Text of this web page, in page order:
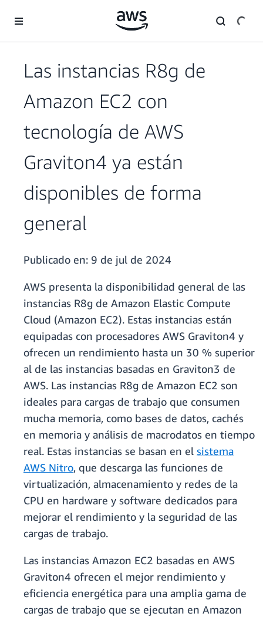
Las instancias R8g de
Amazon EC2 con
tecnología de AWS
Graviton4 ya están
disponibles de forma
general
Publicado en: 9 de jul de 2024
AWS presenta la disponibilidad general de las
instancias R8g de Amazon Elastic Compute
Cloud (Amazon EC2). Estas instancias están
equipadas con procesadores AWS Graviton4 y
ofrecen un rendimiento hasta un 30 % superior
al de las instancias basadas en Graviton3 de
AWS. Las instancias R8g de Amazon EC2 son
ideales para cargas de trabajo que consumen
mucha memoria, como bases de datos, cachés
en memoria y análisis de macrodatos en tiempo
real. Estas instancias se basan en el sistema
AWS Nitro, que descarga las funciones de
virtualización, almacenamiento y redes de la
CPU en hardware y software dedicados para
mejorar el rendimiento y la seguridad de las
cargas de trabajo.
Las instancias Amazon EC2 basadas en AWS
Graviton4 ofrecen el mejor rendimiento y
eficiencia energética para una amplia gama de
cargas de trabajo que se ejecutan en Amazon